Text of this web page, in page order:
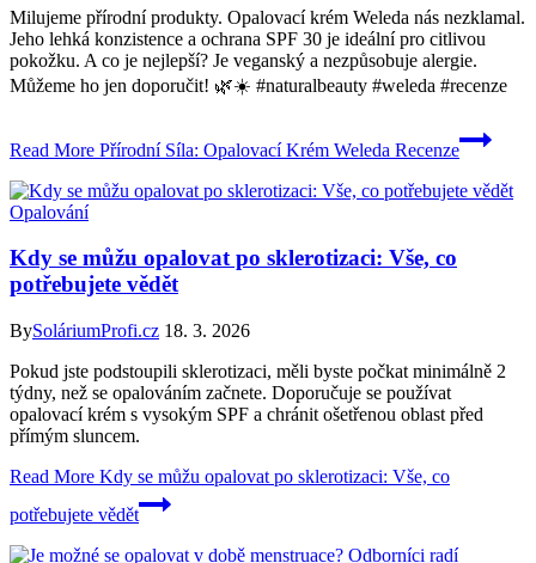
Milujeme přírodní produkty. Opalovací krém Weleda nás nezklamal.
Jeho lehká konzistence a ochrana SPF 30 je ideální pro citlivou
pokožku. A co je nejlepší? Je veganský a nezpůsobuje alergie.
Můžeme ho jen doporučit! 🌿☀️ #naturalbeauty #weleda #recenze
Read More Přírodní Síla: Opalovací Krém Weleda Recenze
Opalování
Kdy se můžu opalovat po sklerotizaci: Vše, co
potřebujete vědět
BySoláriumProfi.cz 18. 3. 2026
Pokud jste podstoupili sklerotizaci, měli byste počkat minimálně 2
týdny, než se opalováním začnete. Doporučuje se používat
opalovací krém s vysokým SPF a chránit ošetřenou oblast před
přímým sluncem.
Read More Kdy se můžu opalovat po sklerotizaci: Vše, co
potřebujete vědět